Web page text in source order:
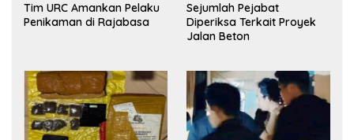
Tim URC Amankan Pelaku
Penikaman di Rajabasa
Sejumlah Pejabat
Diperiksa Terkait Proyek
Jalan Beton